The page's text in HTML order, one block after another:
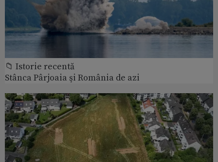
📁 Istorie recentă
Stânca Pârjoaia şi România de azi